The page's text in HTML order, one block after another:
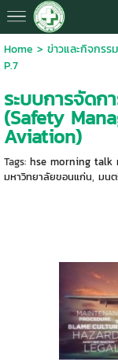
Home > ข่าวและกิจกรร
P.7
ระบบการจัดก
(Safety
Aviation)
Tags: hse morning talk
มหาวิทยาลัยขอนแก่น, มน